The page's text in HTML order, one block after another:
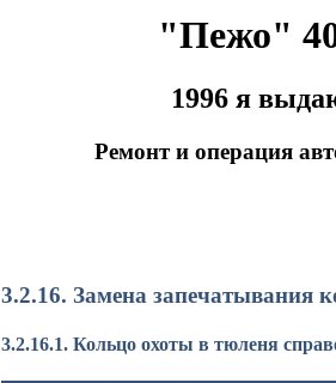
"Пежо"
1996 я
Ремонт и операция
3.2.16. Замена запечатывания
3.2.16.1. Кольцо охоты в тюленя